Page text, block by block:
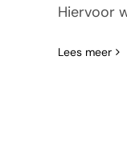
Hiervoor
Lees meer